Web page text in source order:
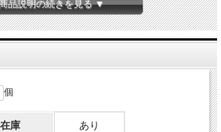
ジナル花茶にチャレンジしてみるとより楽しめま
きます。
品説明の続きを見る ▼
個
在庫 あり